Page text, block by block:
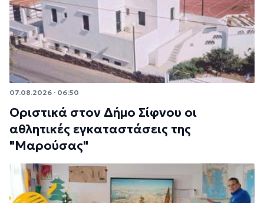
07.08.2026 · 06:50
Οριστικά στον Δήμο Σίφνου οι
αθλητικές εγκαταστάσεις της
"Μαρούσας"